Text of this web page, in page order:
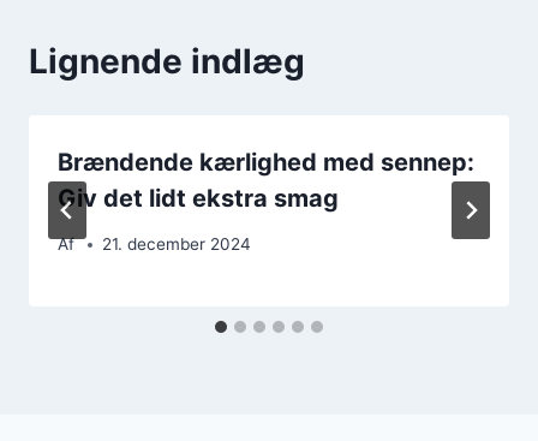
Lignende indlæg
Brændende kærlighed med sennep:
Giv det lidt ekstra smag
Af 21. december 2024